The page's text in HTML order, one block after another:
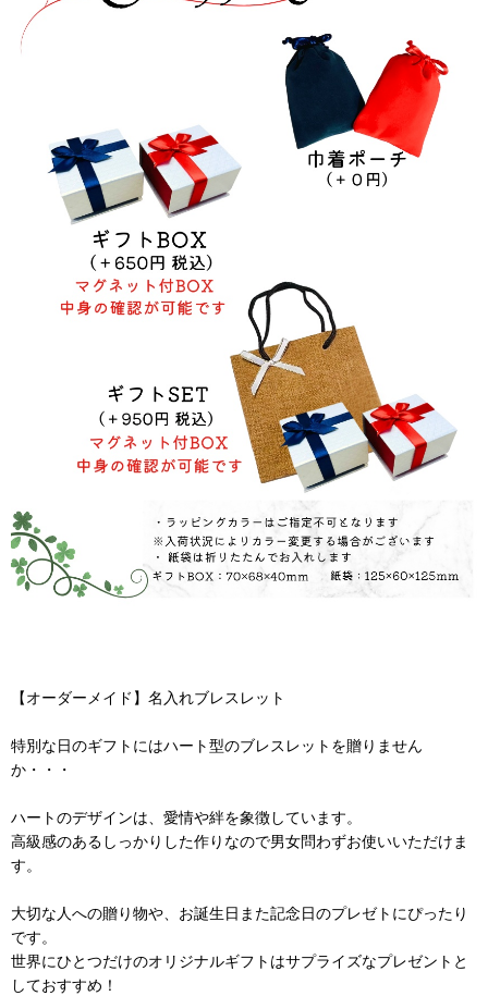
【オーダーメイド】名入れブレスレット
特別な日のギフトにはハート型のブレスレットを贈りません
か・・・
ハートのデザインは、愛情や絆を象徴しています。
高級感のあるしっかりした作りなので男女問わずお使いいただけま
す。
大切な人への贈り物や、お誕生日また記念日のプレゼトにぴったり
です。
世界にひとつだけのオリジナルギフトはサプライズなプレゼントと
しておすすめ！